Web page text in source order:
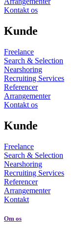
Kontakt os
Kunde
Freelance
Search & Selection
Nearshoring
Recruiting Services
Referencer
Arrangementer
Kontakt os
Kunde
Freelance
Search & Selection
Nearshoring
Recruiting Services
Referencer
Arrangementer
Kontakt
Om os